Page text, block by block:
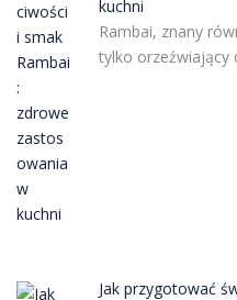
kuchni
Rambai, znany
tylko orzeźwiający
Jak przygotować